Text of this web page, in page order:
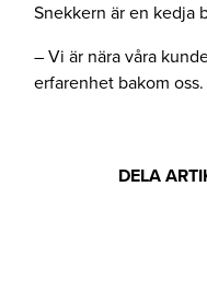
Snekkern är en kedja
– Vi är nära våra
erfarenhet bakom
DELA